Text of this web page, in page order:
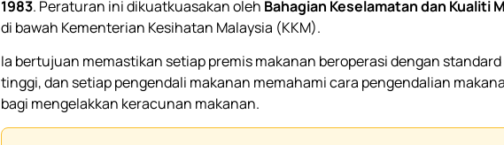
1983. Peraturan ini dikuatkuasakan oleh Bahagian Keselamatan dan Kualiti
di bawah Kementerian Kesihatan Malaysia (KKM).
Ia bertujuan memastikan setiap premis makanan beroperasi dengan
tinggi, dan setiap pengendali makanan memahami cara pengendalian
bagi mengelakkan keracunan makanan.